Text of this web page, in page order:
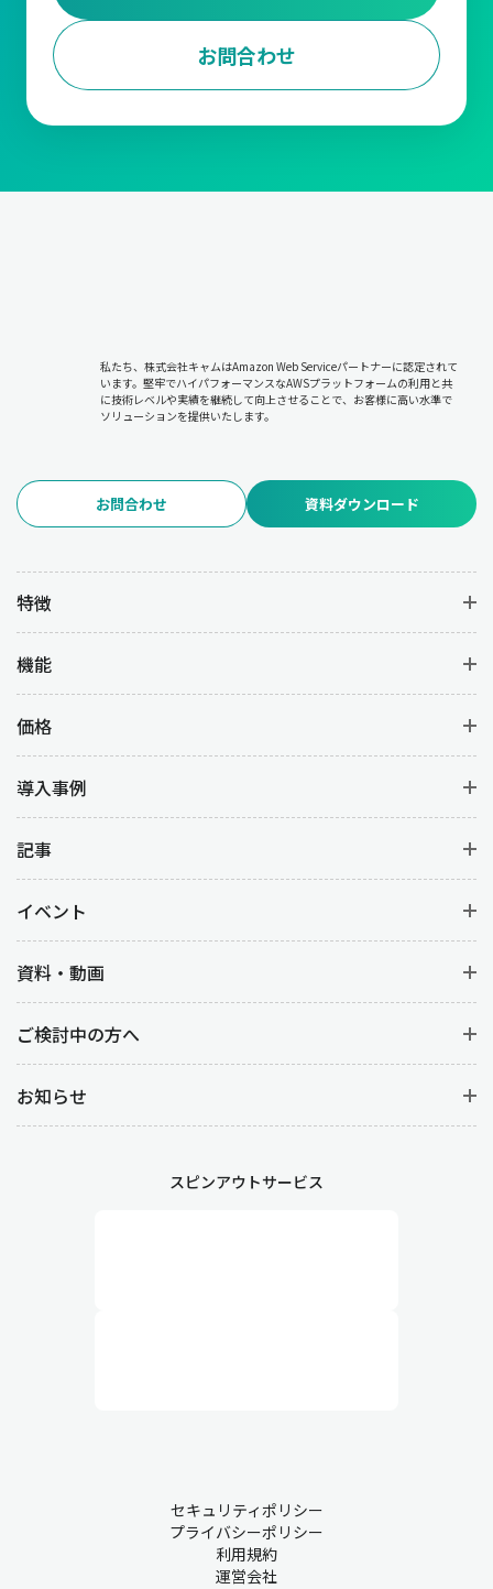
お問合わせ
私たち、株式会社キャムはAmazon Web Serviceパートナーに認定されて
います。堅牢でハイパフォーマンスなAWSプラットフォームの利用と共
に技術レベルや実績を継続して向上させることで、お客様に高い水準で
ソリューションを提供いたします。
お問合わせ 資料ダウンロード
特徴
機能
価格
導入事例
記事
イベント
資料・動画
ご検討中の方へ
お知らせ
スピンアウトサービス
セキュリティポリシー
プライバシーポリシー
利用規約
運営会社